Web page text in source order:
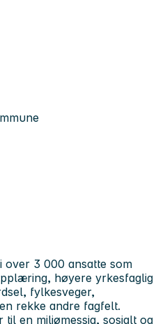
3 000 ansatte som
høyere yrkesfaglig
fylkesveger,
rekke andre fagfelt.
til en miljømessig, sosialt og